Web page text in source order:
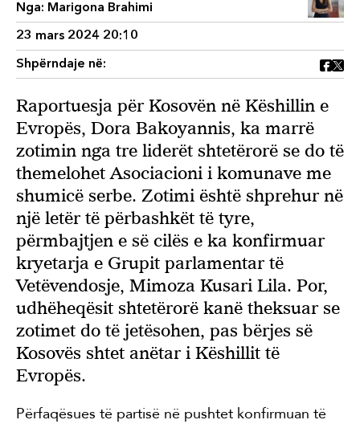
Nga: Marigona Brahimi
23 mars 2024 20:10
Shpërndaje në:
Raportuesja për Kosovën në Këshillin e
Evropës, Dora Bakoyannis, ka marrë
zotimin nga tre liderët shtetërorë se do të
themelohet Asociacioni i komunave me
shumicë serbe. Zotimi është shprehur në
një letër të përbashkët të tyre,
përmbajtjen e së cilës e ka konfirmuar
kryetarja e Grupit parlamentar të
Vetëvendosje, Mimoza Kusari Lila. Por,
udhëheqësit shtetërorë kanë theksuar se
zotimet do të jetësohen, pas bërjes së
Kosovës shtet anëtar i Këshillit të
Evropës.
Përfaqësues të partisë në pushtet konfirmuan të